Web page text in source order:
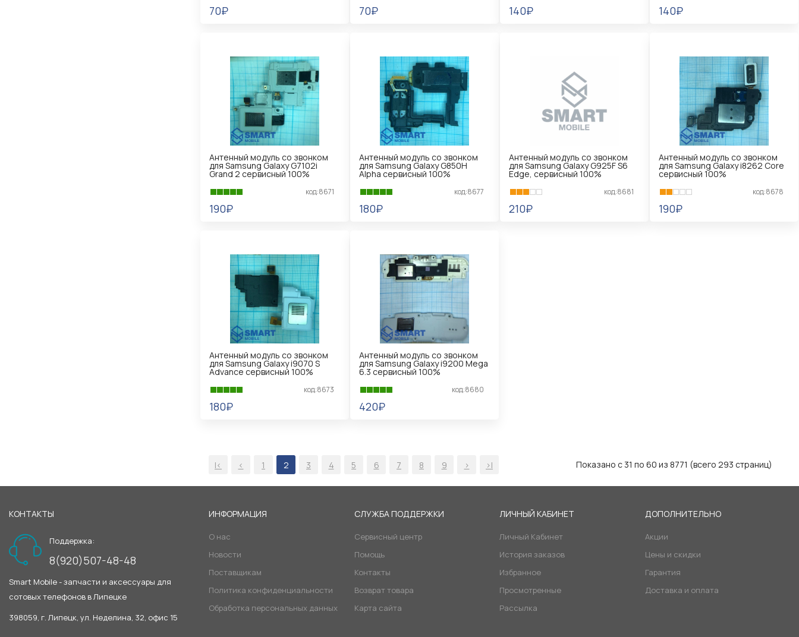
70₽ 70₽ 140₽ 140₽
Антенный модуль со звонком
для Samsung Galaxy G7102i
Grand 2 сервисный 100%
код:8671
190₽
Антенный модуль со звонком
для Samsung Galaxy G850H
Alpha сервисный 100%
код:8677
180₽
Антенный модуль со звонком
для Samsung Galaxy G925F S6
Edge, сервисный 100%
код:8681
210₽
Антенный модуль со звонком
для Samsung Galaxy i8262 Core
сервисный 100%
код:8678
190₽
Антенный модуль со звонком
для Samsung Galaxy i9070 S
Advance сервисный 100%
код:8673
180₽
Антенный модуль со звонком
для Samsung Galaxy i9200 Mega
6.3 сервисный 100%
код:8680
420₽
|< < 1 2 3 4 5 6 7 8 9 > >| Показано с 31 по 60 из 8771 (всего 293 страниц)
КОНТАКТЫ
Поддержка:
8(920)507-48-48
Smart Mobile - запчасти и аксессуары для
сотовых телефонов в Липецке
398059, г. Липецк, ул. Неделина, 32, офис 15
ИНФОРМАЦИЯ
О нас
Новости
Поставщикам
Политика конфиденциальности
Обработка персональных данных
СЛУЖБА ПОДДЕРЖКИ
Сервисный центр
Помощь
Контакты
Возврат товара
Карта сайта
ЛИЧНЫЙ КАБИНЕТ
Личный Кабинет
История заказов
Избранное
Просмотренные
Рассылка
ДОПОЛНИТЕЛЬНО
Акции
Цены и скидки
Гарантия
Доставка и оплата